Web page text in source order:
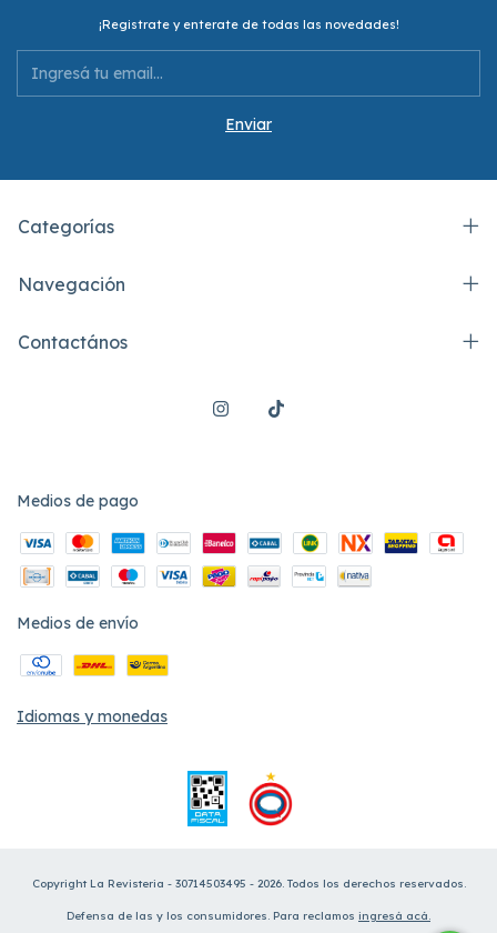
¡Registrate y enterate de todas las novedades!
Categorías
Navegación
Contactános
Medios de pago
Medios de envío
Idiomas y monedas
Copyright La Revisteria - 30714503495 - 2026. Todos los derechos reservados.
Defensa de las y los consumidores. Para reclamos ingresá acá.